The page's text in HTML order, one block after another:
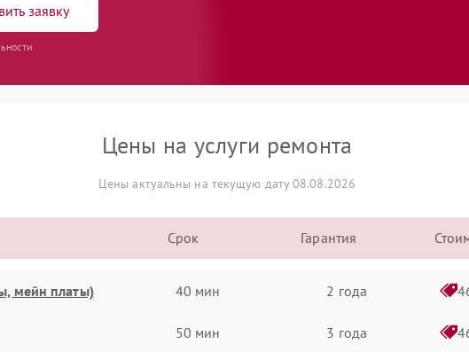
заявку
Цены на услуги ремонта
Цены актуальны на текущую дату 08.08.2026
Срок Гарантия
мейн платы) 40 мин 2 года
50 мин 3 года